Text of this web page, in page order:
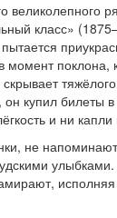
великолепного
класс»
момент поклона,
он купил билеты
и ни капли
не